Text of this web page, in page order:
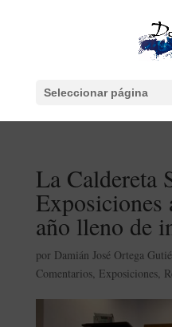
Seleccionar página
La Caldereta
Exposiciones
año lleno de
por Damián José Ortega
Comentarios, Exposiciones,